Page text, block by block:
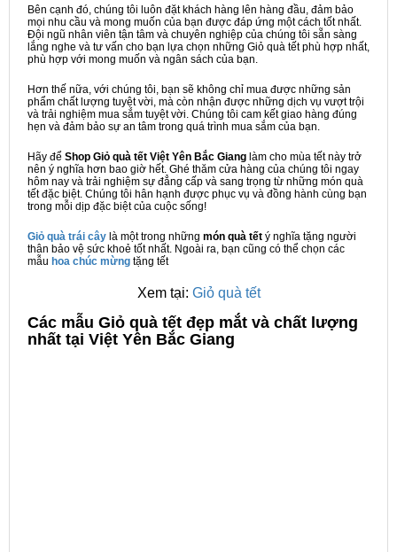
Bên cạnh đó, chúng tôi luôn đặt khách hàng lên hàng đầu, đảm bảo
mọi nhu cầu và mong muốn của bạn được đáp ứng một cách tốt nhất.
Đội ngũ nhân viên tận tâm và chuyên nghiệp của chúng tôi sẵn sàng
lắng nghe và tư vấn cho bạn lựa chọn những Giỏ quà tết phù hợp nhất,
phù hợp với mong muốn và ngân sách của bạn.
Hơn thế nữa, với chúng tôi, bạn sẽ không chỉ mua được những sản
phẩm chất lượng tuyệt vời, mà còn nhận được những dịch vụ vượt trội
và trải nghiệm mua sắm tuyệt vời. Chúng tôi cam kết giao hàng đúng
hẹn và đảm bảo sự an tâm trong quá trình mua sắm của bạn.
Hãy để Shop Giỏ quà tết Việt Yên Bắc Giang làm cho mùa tết này trở
nên ý nghĩa hơn bao giờ hết. Ghé thăm cửa hàng của chúng tôi ngay
hôm nay và trải nghiệm sự đẳng cấp và sang trọng từ những món quà
tết đặc biệt. Chúng tôi hân hạnh được phục vụ và đồng hành cùng bạn
trong mỗi dịp đặc biệt của cuộc sống!
Giỏ quà trái cây là một trong những món quà tết ý nghĩa tặng người
thân bảo vệ sức khoẻ tốt nhất. Ngoài ra, bạn cũng có thể chọn các
mẫu hoa chúc mừng tặng tết
Xem tại: Giỏ quà tết
Các mẫu Giỏ quà tết đẹp mắt và chất lượng
nhất tại Việt Yên Bắc Giang